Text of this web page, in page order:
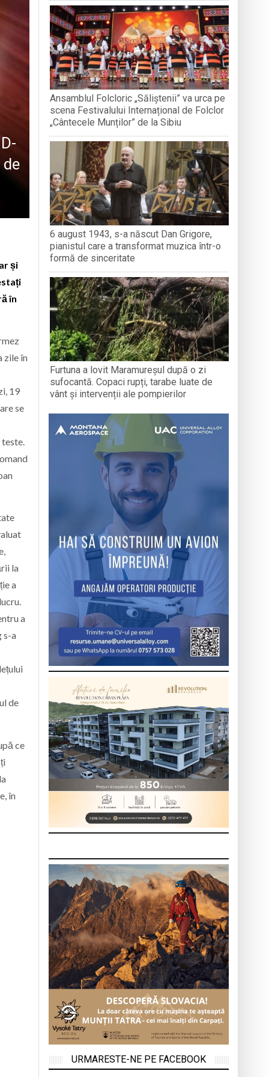
clubului de carte „Legături Literare”
prieteniei și diversității culturale
și
în
zile în
19
se
la
a
a
s-a
de
ce
în
Ansamblul Folcloric „Săliștenii” va urca pe
scena Festivalului Internațional de Folclor
„Cântecele Munților” de la Sibiu
6 august 1943, s-a născut Dan Grigore,
pianistul care a transformat muzica într-o
formă de sinceritate
Furtuna a lovit Maramureșul după o zi
sufocantă. Copaci rupți, tarabe luate de
vânt și intervenții ale pompierilor
URMARESTE-NE PE FACEBOOK